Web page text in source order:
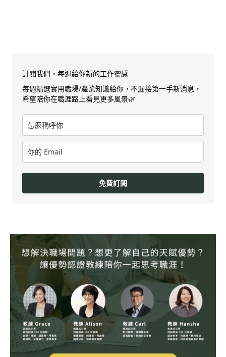
訂閱我們，每週給你新的工作靈感
每週精選實用職場/產業知識給你，不漏接第一手新消息，
希望陪你在職涯路上看見更多風景🌿
免費訂閱